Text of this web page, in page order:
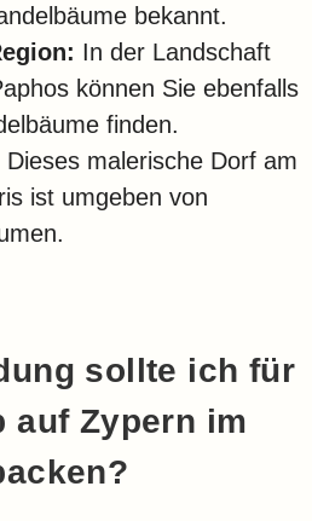
bekannt.
In der Landschaft
können Sie ebenfalls
finden.
Dieses malerische Dorf am
ist umgeben von
sollte ich für
auf Zypern im